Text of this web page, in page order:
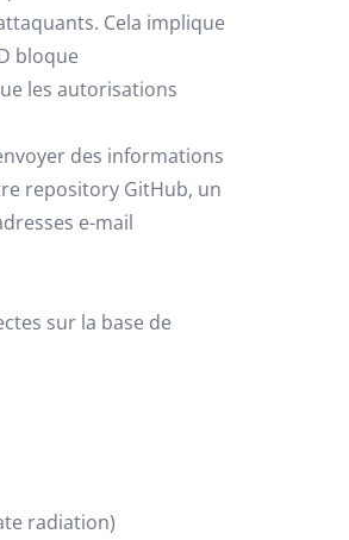
Cela implique
bloque
les autorisations
des informations
repository GitHub, un
e-mail
sur la base de
radiation)